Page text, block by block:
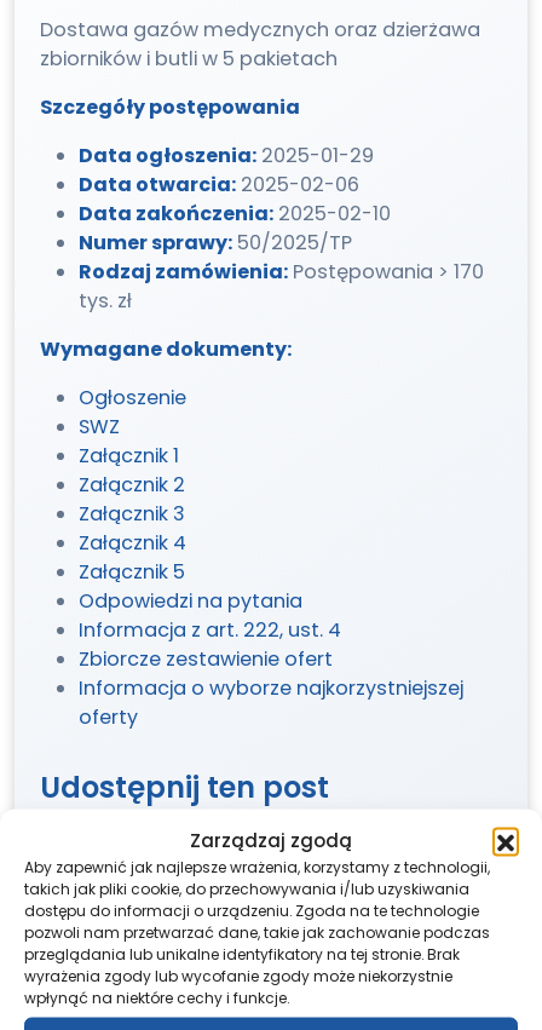
Zarządzaj zgodą
Aby zapewnić jak najlepsze wrażenia, korzystamy z technologii,
takich jak pliki cookie, do przechowywania i/lub uzyskiwania
dostępu do informacji o urządzeniu. Zgoda na te technologie
pozwoli nam przetwarzać dane, takie jak zachowanie podczas
przeglądania lub unikalne identyfikatory na tej stronie. Brak
wyrażenia zgody lub wycofanie zgody może niekorzystnie
wpłynąć na niektóre cechy i funkcje.
Dostawa gazów medycznych oraz dzierżawa
zbiorników i butli w 5 pakietach
Szczegóły postępowania
Data ogłoszenia: 2025-01-29
Data otwarcia: 2025-02-06
Data zakończenia: 2025-02-10
Numer sprawy: 50/2025/TP
Rodzaj zamówienia: Postępowania > 170
tys. zł
Wymagane dokumenty:
Ogłoszenie
SWZ
Załącznik 1
Załącznik 2
Załącznik 3
Załącznik 4
Załącznik 5
Odpowiedzi na pytania
Informacja z art. 222, ust. 4
Zbiorcze zestawienie ofert
Informacja o wyborze najkorzystniejszej
oferty
Udostępnij ten post
REJESTRACJA – PRZYCHODNIA